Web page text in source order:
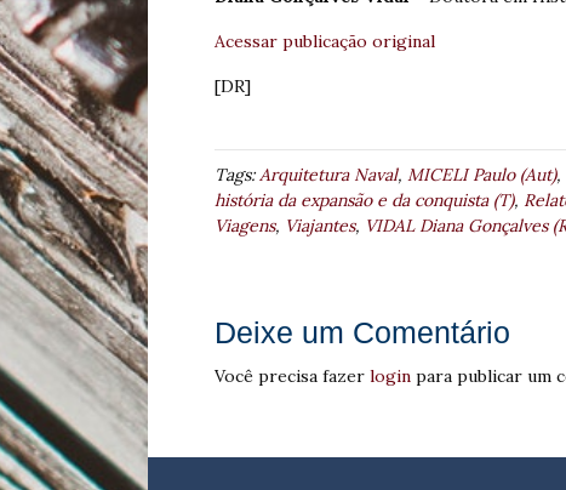
Acessar publicação original
[DR]
Tags:Arquitetura Naval, MICELI Paulo (Aut),
história da expansão e da conquista (T),
Viagens, Viajantes, VIDAL Diana Gonçalves
Deixe um Comentário
Você precisa fazer login para publicar um